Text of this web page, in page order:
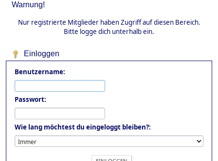
Warnung!
Nur registrierte Mitglieder haben Zugriff auf diesen Bereich.
Bitte logge dich unterhalb ein.
Einloggen
Benutzername:
Passwort:
Wie lang möchtest du eingeloggt bleiben?: